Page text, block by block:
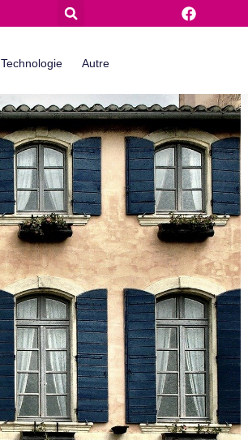
Technologie Autre